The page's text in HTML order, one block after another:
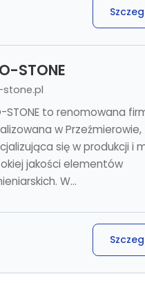
STONE
STONE to renomowana
w Przeźmierowie,
się w produkcji i
jakości elementów
W...